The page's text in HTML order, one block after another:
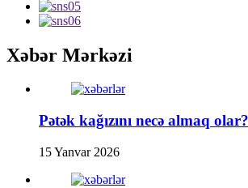
Xəbər Mərkəzi
Pətək kağızını necə almaq olar?
15 Yanvar 2026